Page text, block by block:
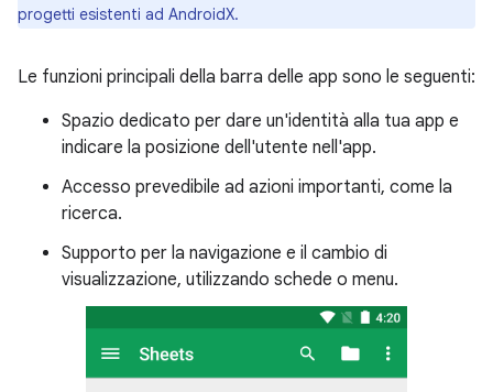
progetti esistenti ad AndroidX.
Le funzioni principali della barra delle app sono le seguenti:
Spazio dedicato per dare un'identità alla tua app e
indicare la posizione dell'utente nell'app.
Accesso prevedibile ad azioni importanti, come la
ricerca.
Supporto per la navigazione e il cambio di
visualizzazione, utilizzando schede o menu.